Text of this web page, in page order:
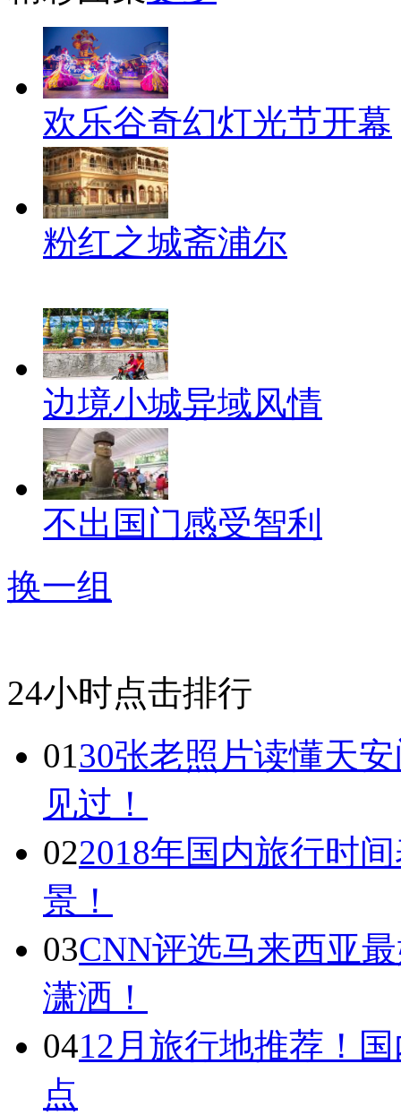
欢乐谷奇幻灯光节开幕
粉红之城斋浦尔
边境小城异域风情
不出国门感受智利
换一组
24小时点击排行
0130张老照片读懂天
见过！
022018年国内旅行时
景！
03CNN评选马来西亚
潇洒！
0412月旅行地推荐！
点